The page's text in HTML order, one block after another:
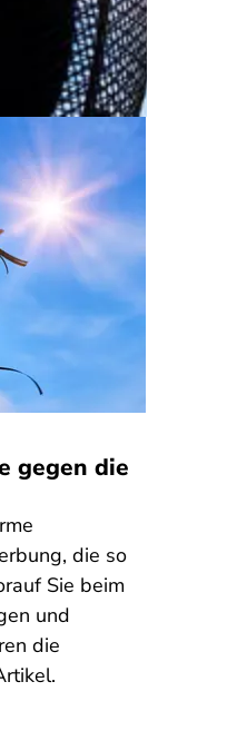
gegen die
die so
Sie beim
und
die